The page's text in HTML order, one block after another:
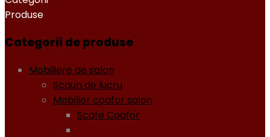
Produse
Categorii de produse
Mobiliere de salon
Scaun de lucru
Mobilier coafor salon
Scafe Coafor